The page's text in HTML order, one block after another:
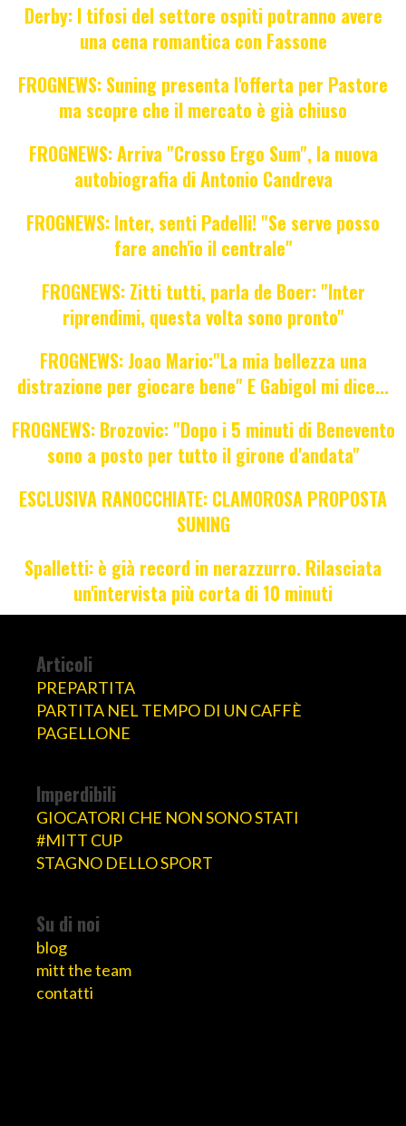
Derby: I tifosi del settore ospiti potranno avere
una cena romantica con Fassone
FROGNEWS: Suning presenta l'offerta per Pastore
ma scopre che il mercato è già chiuso
FROGNEWS: Arriva "Crosso Ergo Sum", la nuova
autobiografia di Antonio Candreva
FROGNEWS: Inter, senti Padelli! "Se serve posso
fare anch'io il centrale"
FROGNEWS: Zitti tutti, parla de Boer: "Inter
riprendimi, questa volta sono pronto"
FROGNEWS: Joao Mario:"La mia bellezza una
distrazione per giocare bene" E Gabigol mi dice...
FROGNEWS: Brozovic: "Dopo i 5 minuti di Benevento
sono a posto per tutto il girone d'andata"
ESCLUSIVA RANOCCHIATE: CLAMOROSA PROPOSTA
SUNING
Spalletti: è già record in nerazzurro. Rilasciata
un'intervista più corta di 10 minuti
Articoli
PREPARTITA
PARTITA NEL TEMPO DI UN CAFFÈ
PAGELLONE
Imperdibili
GIOCATORI CHE NON SONO STATI
#MITT CUP
STAGNO DELLO SPORT
Su di noi
blog
mitt the team
contatti